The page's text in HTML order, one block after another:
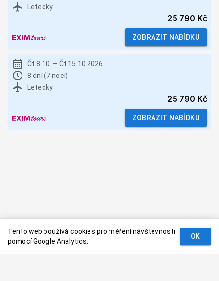
Letecky
25 790 Kč
ZOBRAZIT NABÍDKU
Čt 8.10. – Čt 15.10.2026
8 dní (7 nocí)
Letecky
25 790 Kč
ZOBRAZIT NABÍDKU
Tento web používá cookies pro měření návštěvnosti
pomocí Google Analytics.
OK